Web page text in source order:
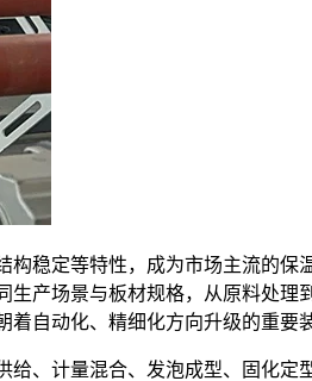
稳定等特性，成为市场主流的保
产场景与板材规格，从原料处理
自动化、精细化方向升级的重要
、计量混合、发泡成型、固化定